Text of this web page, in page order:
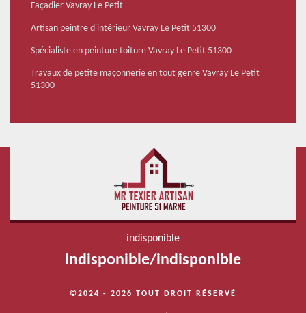
Façadier Vavray Le Petit
Artisan peintre d'intérieur Vavray Le Petit 51300
Spécialiste en peinture toiture Vavray Le Petit 51300
Travaux de petite maçonnerie en tout genre Vavray Le Petit
51300
indisponible
indisponible/indisponible
©2024 - 2026 TOUT DROIT RÉSERVÉ